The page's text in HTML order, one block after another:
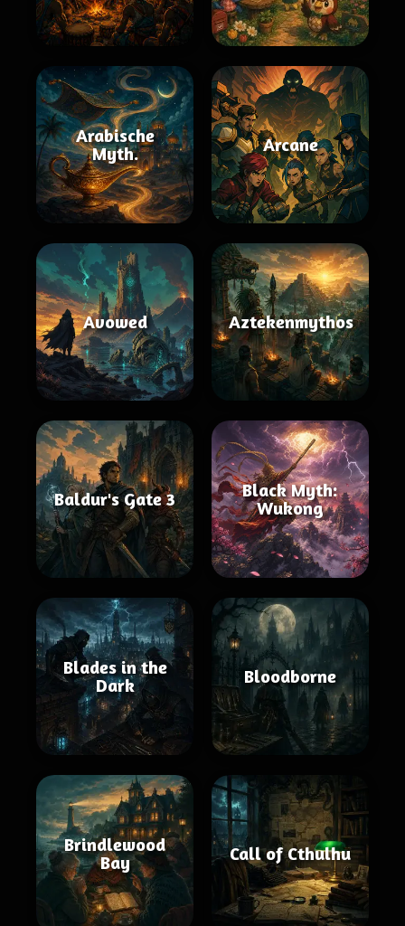
Arabische
Myth.
Arcane
Avowed Aztekenmythos
Baldur's Gate 3
Black Myth:
Wukong
Blades in the
Dark
Bloodborne
Brindlewood
Bay
Call of Cthulhu